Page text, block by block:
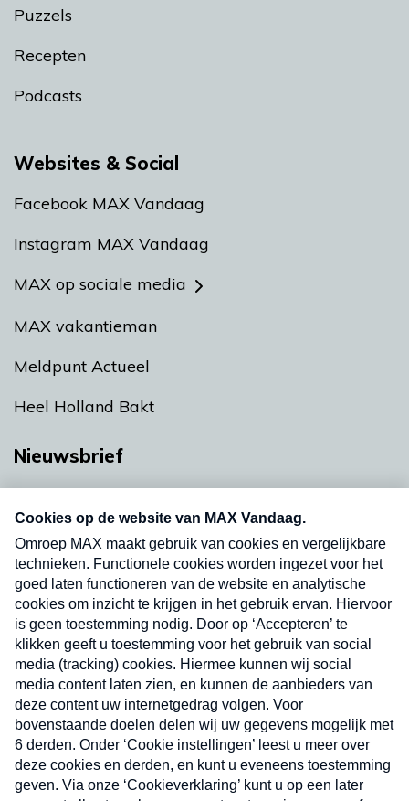
Puzzels
Recepten
Podcasts
Websites & Social
Facebook MAX Vandaag
Instagram MAX Vandaag
MAX op sociale media
MAX vakantieman
Meldpunt Actueel
Heel Holland Bakt
Nieuwsbrief
nieuwsbrief. Elke vrijdag- en dinsdagochtend in
uw mailbox.
Verzend
Nieuwsbrief